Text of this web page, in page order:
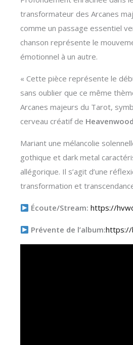
transformateur des Arcanes
comme un passage essentiel
chanson représente le
émotionnel à un autre.
« Cette pièce représente le
sans oublier que ce même
Arcanes majeurs du Tarot,
cerveau créatif de Heavenwood
Mariant une mélancolie
gothique et dark metal
allégorique. Il s’agit d’une
transformation et
Écoute/Stream: https://
Prévente de l’album: